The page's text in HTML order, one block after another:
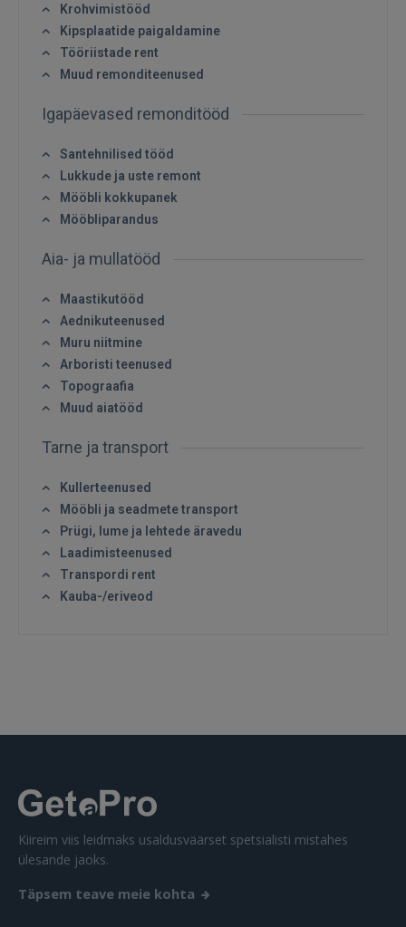
FACEBOOK
Ei ole veel registreerunud?
REGISTREERIMINE
Krohvimistööd
Kipsplaatide paigaldamine
Tööriistade rent
Muud remonditeenused
Igapäevased remonditööd
Santehnilised tööd
Lukkude ja uste remont
Mööbli kokkupanek
Mööbliparandus
Aia- ja mullatööd
Maastikutööd
Aednikuteenused
Muru niitmine
Arboristi teenused
Topograafia
Muud aiatööd
Tarne ja transport
Kullerteenused
Mööbli ja seadmete transport
Prügi, lume ja lehtede äravedu
Laadimisteenused
Transpordi rent
Kauba-/eriveod
Kiireim viis leidmaks usaldusväärset spetsialisti mistahes
ülesande jaoks.
Täpsem teave meie kohta